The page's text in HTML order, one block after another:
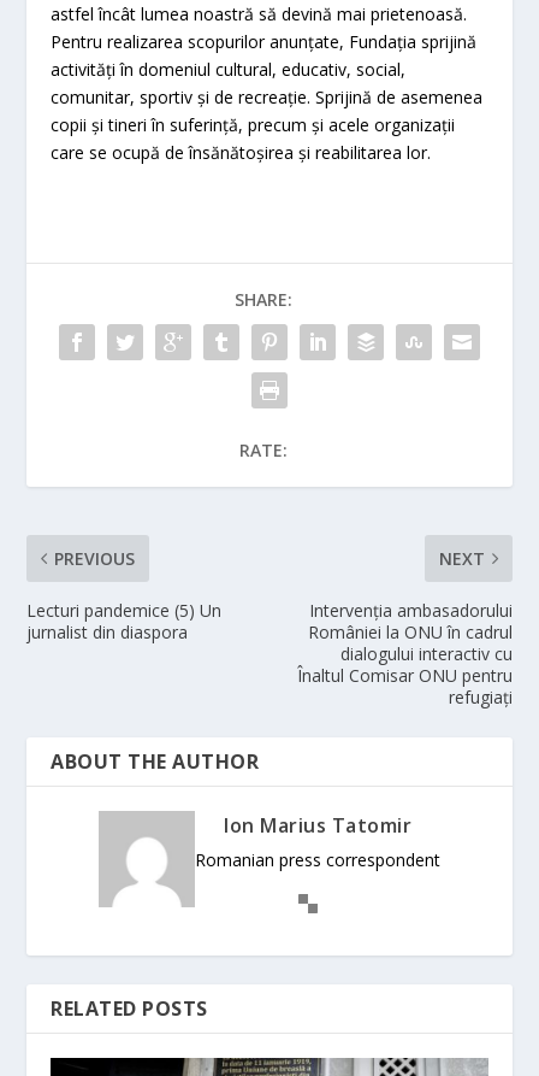
astfel încât lumea noastră să devină mai prietenoasă.
Pentru realizarea scopurilor anunțate, Fundația sprijină
activități în domeniul cultural, educativ, social,
comunitar, sportiv și de recreație. Sprijină de asemenea
copii și tineri în suferință, precum și acele organizații
care se ocupă de însănătoșirea și reabilitarea lor.
SHARE:
RATE:
PREVIOUS
Lecturi pandemice (5) Un
jurnalist din diaspora
NEXT
Intervenția ambasadorului
României la ONU în cadrul
dialogului interactiv cu
Înaltul Comisar ONU pentru
refugiați
ABOUT THE AUTHOR
Ion Marius Tatomir
Romanian press correspondent
RELATED POSTS